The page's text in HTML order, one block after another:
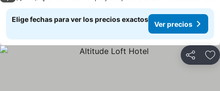
Elige fechas para ver los precios exactos
Ver precios
Compartir